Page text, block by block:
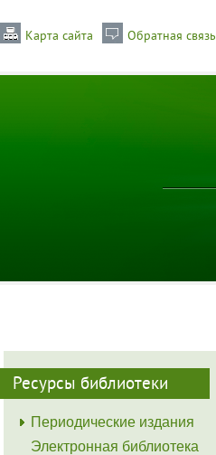
Карта сайта Обратная связь
Ресурсы библиотеки
Периодические издания
Электронная библиотека